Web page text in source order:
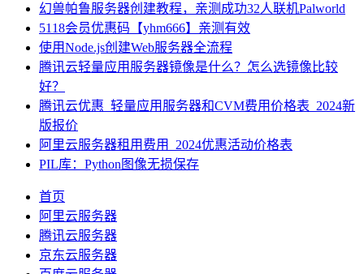
幻兽帕鲁服务器创建教程，亲测成功32人联机Palworld
5118会员优惠码【yhm666】亲测有效
使用Node.js创建Web服务器全流程
腾讯云轻量应用服务器镜像是什么？怎么选镜像比较
好？
腾讯云优惠_轻量应用服务器和CVM费用价格表_2024新
版报价
阿里云服务器租用费用_2024优惠活动价格表
PIL库：Python图像无损保存
首页
阿里云服务器
腾讯云服务器
京东云服务器